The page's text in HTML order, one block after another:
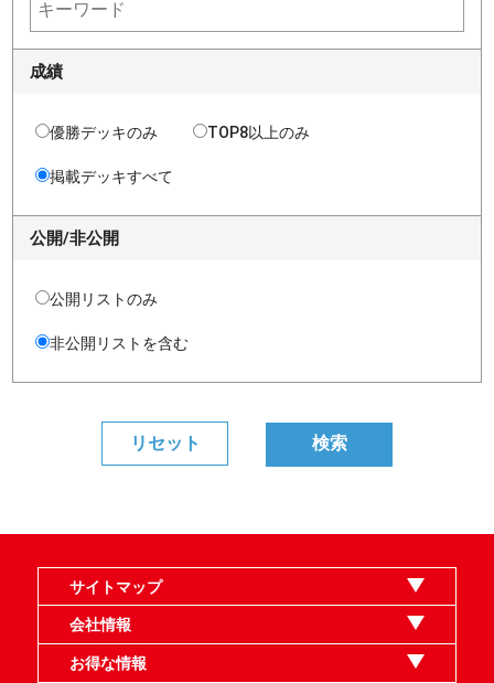
成績
優勝デッキのみ TOP8以上のみ
掲載デッキすべて
公開/非公開
公開リストのみ
非公開リストを含む
サイトマップ
オンラインショップ
買取
記事
選手一覧
デッキ検索
デッキ構築
イベント・大会
店舗のご案内
お問い合わせ
ヘルプ
FAQ
会社情報
利用規約
スタッフ募集
特定商取引法表示
個人情報保護指針
企業情報
お得な情報